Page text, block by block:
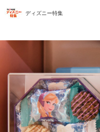
ディズニー特集